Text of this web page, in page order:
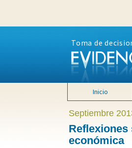
Toma de
Inicio
Septiembre
Reflexiones
económica